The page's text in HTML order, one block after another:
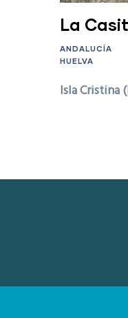
La
ANDALUCÍA
HUELVA
Isla Cristina